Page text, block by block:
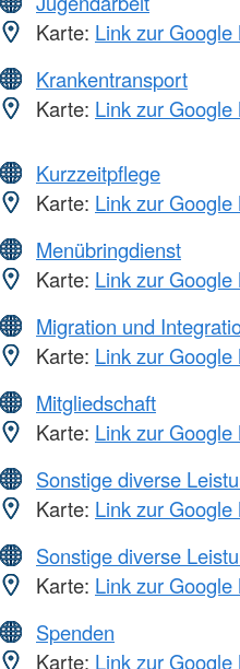
Karte: Link zur
Krankentransport
Karte: Link zur
Kurzzeitpflege
Karte: Link zur
Menübringdienst
Karte: Link zur
Migration und
Karte: Link zur
Mitgliedschaft
Karte: Link zur
Sonstige diverse
Karte: Link zur
Sonstige diverse
Karte: Link zur
Spenden
Karte: Link zur